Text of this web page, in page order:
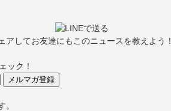
アしてお友達にもこのニュースを教えよう！
ック！